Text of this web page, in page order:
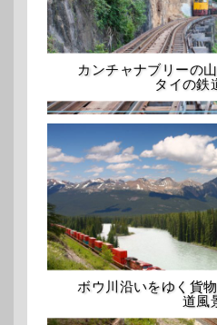
カンチャナブリーの
タイの鉄
ボウ川沿いをゆく貨
道風